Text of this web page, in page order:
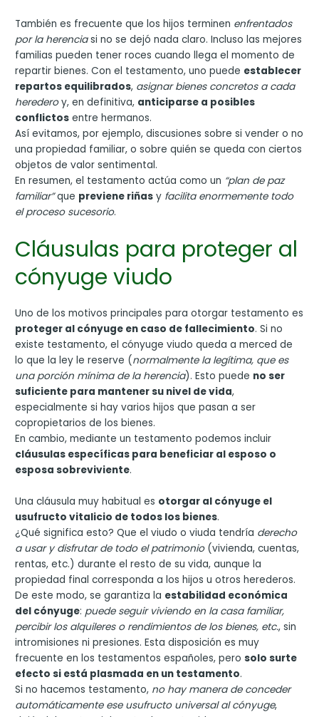
También es frecuente que los hijos terminen enfrentados
por la herenciasi no se dejó nada claro. Incluso las mejores
familias pueden tener roces cuando llega el momento de
repartir bienes. Con el testamento, uno puede establecer
repartos equilibrados, asignar bienes concretos a cada
herederoy, en definitiva, anticiparse a posibles
conflictos entre hermanos.
Así evitamos, por ejemplo, discusiones sobre si vender o no
una propiedad familiar, o sobre quién se queda con ciertos
objetos de valor sentimental.
En resumen, el testamento actúa como un “plan de paz
familiar”que previene riñas y facilita enormemente todo
el proceso sucesorio.
Cláusulas para proteger al
cónyuge viudo
Uno de los motivos principales para otorgar testamento es
proteger al cónyuge en caso de fallecimiento. Si no
existe testamento, el cónyuge viudo queda a merced de
lo que la ley le reserve (normalmente la legítima, que es
una porción mínima de la herencia). Esto puede no ser
suficiente para mantener su nivel de vida,
especialmente si hay varios hijos que pasan a ser
copropietarios de los bienes.
En cambio, mediante un testamento podemos incluir
cláusulas específicas para beneficiar al esposo o
esposa sobreviviente.
Una cláusula muy habitual es otorgar al cónyuge el
usufructo vitalicio de todos los bienes.
¿Qué significa esto? Que el viudo o viuda tendría derecho
a usar y disfrutar de todo el patrimonio(vivienda, cuentas,
rentas, etc.) durante el resto de su vida, aunque la
propiedad final corresponda a los hijos u otros herederos.
De este modo, se garantiza la estabilidad económica
del cónyuge: puede seguir viviendo en la casa familiar,
percibir los alquileres o rendimientos de los bienes, etc., sin
intromisiones ni presiones. Esta disposición es muy
frecuente en los testamentos españoles, perosolo surte
efecto si está plasmada en un testamento.
Si no hacemos testamento, no hay manera de conceder
automáticamente ese usufructo universal al cónyuge,